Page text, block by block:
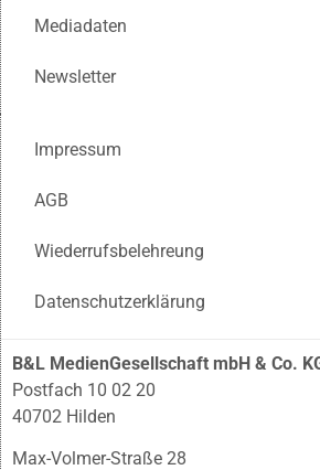
Mediadaten
Newsletter
Impressum
AGB
Wiederrufsbelehreung
Datenschutzerklärung
B&L MedienGesellschaft mbH & Co.
Postfach 10 02 20
40702 Hilden
Max-Volmer-Straße 28